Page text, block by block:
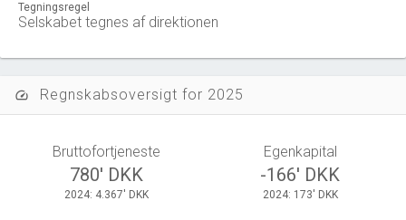
Tegningsregel
Selskabet tegnes af direktionen
speed Regnskabsoversigt for 2025
Bruttofortjeneste
780' DKK
2024: 4.367' DKK
Egenkapital
-166' DKK
2024: 173' DKK